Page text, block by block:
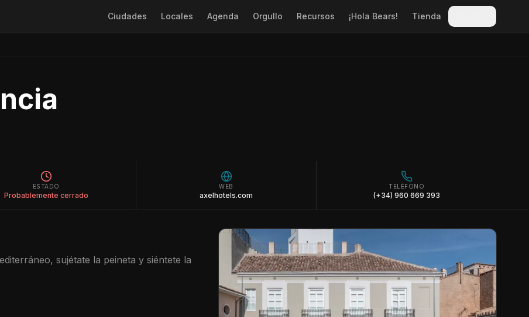
Ciudades Locales Agenda Orgullo Recursos ¡Hola Bears! Tienda
ESTADO
Probablemente cerrado
WEB
axelhotels.com
TELÉFONO
(+34) 960 669 393
sujétate la peineta y siéntete la